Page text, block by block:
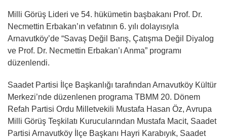
Milli Görüş Lideri ve 54. hükümetin başbakanı Prof. Dr.
Necmettin Erbakan’ın vefatının 6. yılı dolayısıyla
Arnavutköy’de “Savaş Değil Barış, Çatışma Değil Diyalog
ve Prof. Dr. Necmettin Erbakan’ı Anma” programı
düzenlendi.
Saadet Partisi İlçe Başkanlığı tarafından Arnavutköy Kültür
Merkezi’nde düzenlenen programa TBMM 20. Dönem
Refah Partisi Ordu Milletvekili Mustafa Hasan Öz, Avrupa
Milli Görüş Teşkilatı Kurucularından Mustafa Macit, Saadet
Partisi Arnavutköy İlçe Başkanı Hayri Karabıyık, Saadet